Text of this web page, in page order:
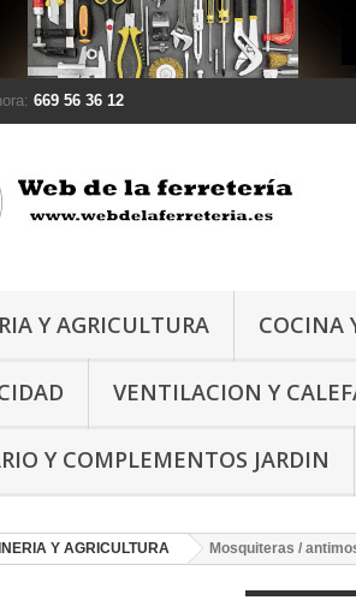
669 56 36 12
Y AGRICULTURA COCINA
VENTILACION Y
Y COMPLEMENTOS JARDIN
Y AGRICULTURA Mosquiteras /